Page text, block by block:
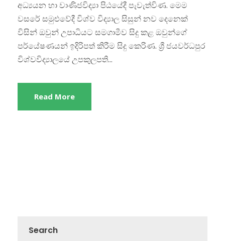
අධ්‍යයන හා වාණිජවිද්‍යා පිඨයේදී පැවැත්විණ. මෙම
වසරේ සමුළුවේදී විශ්ව විද්‍යාල සිසුන් නව දෙනෙක්
විසින් ඔවුන් උපාධියට සමගාමීව සිදු කළ ඔවුන්ගේ
පර්යේෂණයන් ඉදිරිපත් කිරීම සිදු කෙරිණ. ශ්‍රී ජයවර්ධපුර
විශ්වවිද්‍යාලයේ උපකුලපති...
Read More
Search